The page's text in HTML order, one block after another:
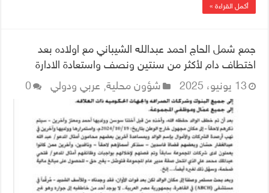
أكمل القراءة »
جمع شمل الحاج احمد عبدالله الشيباني مع اولاده بعد
اختطاف دام لأكثر من سنتين ونصف واستعادة الادارة
13 يونيو، 2025
شؤون محلية, عربي ودولي 0